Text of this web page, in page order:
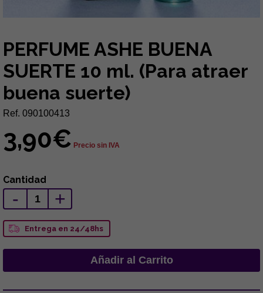
PERFUME ASHE BUENA
SUERTE 10 ml. (Para atraer
buena suerte)
Ref. 090100413
3,90€ Precio sin IVA
Cantidad
- +
Entrega en 24/48hs